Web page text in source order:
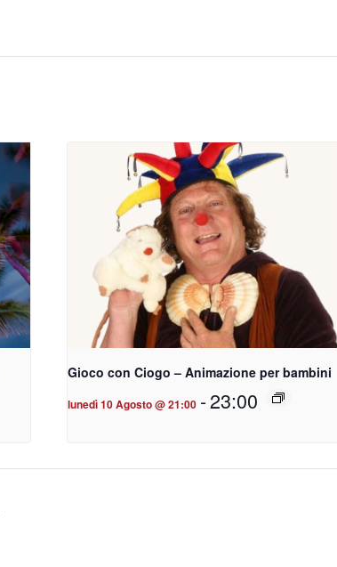
Gioco con Ciogo – Animazione per bambini
lunedì 10 Agosto @ 21:00 -23:00